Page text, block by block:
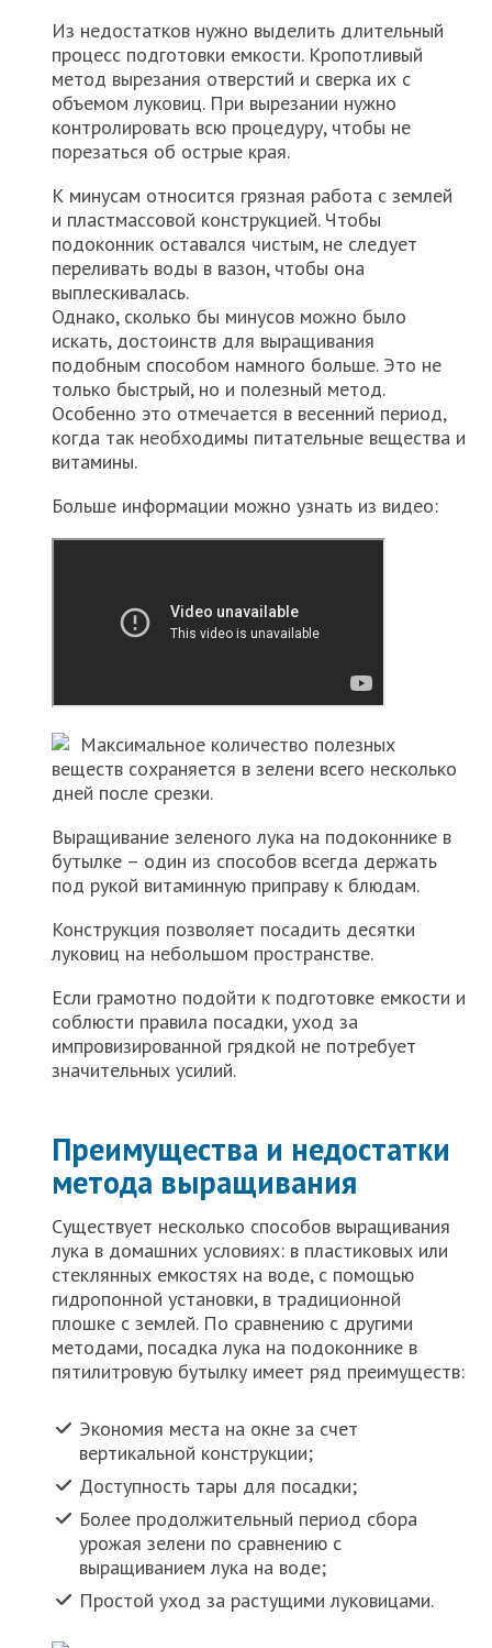
Из недостатков нужно выделить длительный
процесс подготовки емкости. Кропотливый
метод вырезания отверстий и сверка их с
объемом луковиц. При вырезании нужно
контролировать всю процедуру, чтобы не
порезаться об острые края.
К минусам относится грязная работа с землей
и пластмассовой конструкцией. Чтобы
подоконник оставался чистым, не следует
переливать воды в вазон, чтобы она
выплескивалась.
Однако, сколько бы минусов можно было
искать, достоинств для выращивания
подобным способом намного больше. Это не
только быстрый, но и полезный метод.
Особенно это отмечается в весенний период,
когда так необходимы питательные вещества и
витамины.
Больше информации можно узнать из видео:
Максимальное количество полезных
веществ сохраняется в зелени всего несколько
дней после срезки.
Выращивание зеленого лука на подоконнике в
бутылке – один из способов всегда держать
под рукой витаминную приправу к блюдам.
Конструкция позволяет посадить десятки
луковиц на небольшом пространстве.
Если грамотно подойти к подготовке емкости и
соблюсти правила посадки, уход за
импровизированной грядкой не потребует
значительных усилий.
Преимущества и недостатки
метода выращивания
Существует несколько способов выращивания
лука в домашних условиях: в пластиковых или
стеклянных емкостях на воде, с помощью
гидропонной установки, в традиционной
плошке с землей. По сравнению с другими
методами, посадка лука на подоконнике в
пятилитровую бутылку имеет ряд преимуществ:
Экономия места на окне за счет
вертикальной конструкции;
Доступность тары для посадки;
Более продолжительный период сбора
урожая зелени по сравнению с
выращиванием лука на воде;
Простой уход за растущими луковицами.